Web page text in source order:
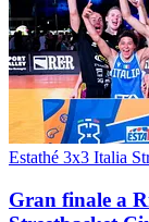
Estathé 3x3 Italia
Gran finale a